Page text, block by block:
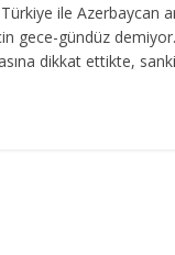
ile Azerbaycan
gece-gündüz
dikkat ettikte, sanki